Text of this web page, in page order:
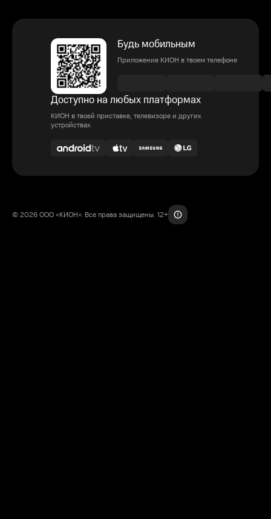
Будь мобильным
Приложение КИОН в твоем телефоне
Доступно на любых платформах
КИОН в твоей приставке, телевизоре и других
устройствах
© 2026 ООО «КИОН». Все права защищены. 12+